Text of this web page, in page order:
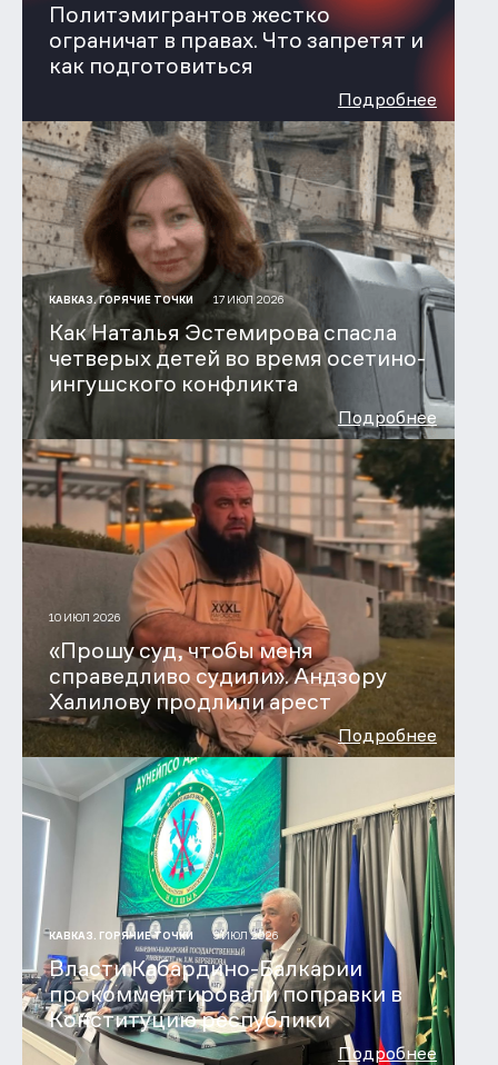
Политэмигрантов жестко
ограничат в правах. Что запретят и
как подготовиться
Подробнее
КАВКАЗ. ГОРЯЧИЕ ТОЧКИ 17 ИЮЛ 2026
Как Наталья Эстемирова спасла
четверых детей во время осетино-
ингушского конфликта
Подробнее
10 ИЮЛ 2026
«Прошу суд, чтобы меня
справедливо судили». Андзору
Халилову продлили арест
Подробнее
КАВКАЗ. ГОРЯЧИЕ ТОЧКИ 9 ИЮЛ 2026
Власти Кабардино-Балкарии
прокомментировали поправки в
Конституцию республики
Подробнее